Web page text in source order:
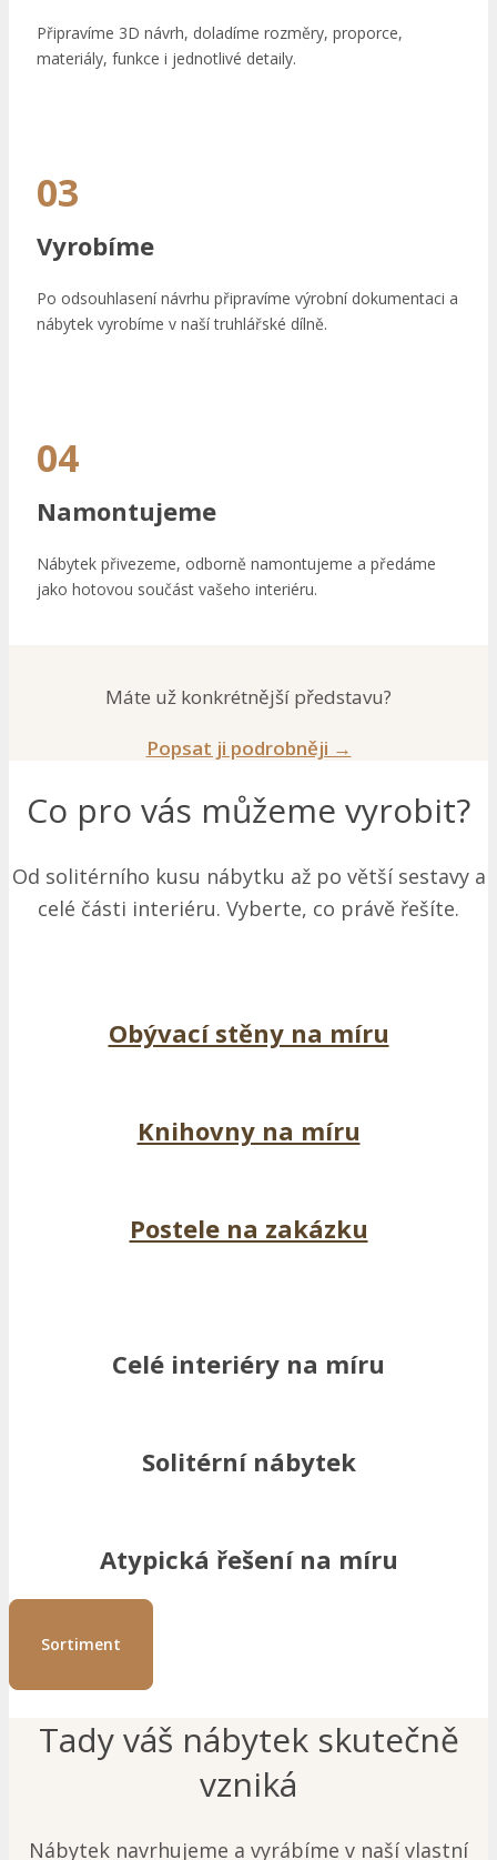
Připravíme 3D návrh, doladíme rozměry, proporce,
materiály, funkce i jednotlivé detaily.
03
Vyrobíme
Po odsouhlasení návrhu připravíme výrobní dokumentaci a
nábytek vyrobíme v naší truhlářské dílně.
04
Namontujeme
Nábytek přivezeme, odborně namontujeme a předáme
jako hotovou součást vašeho interiéru.
Máte už konkrétnější představu?
Popsat ji podrobněji →
Co pro vás můžeme vyrobit?
Od solitérního kusu nábytku až po větší sestavy a
celé části interiéru. Vyberte, co právě řešíte.
Obývací stěny na míru
Knihovny na míru
Postele na zakázku
Celé interiéry na míru
Solitérní nábytek
Atypická řešení na míru
Sortiment
Tady váš nábytek skutečně
vzniká
Nábytek navrhujeme a vyrábíme v naší vlastní